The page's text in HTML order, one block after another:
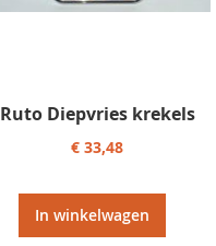
Ruto Diepvries krekels
€ 33,48
In winkelwagen